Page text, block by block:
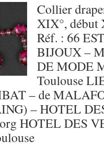
Collier
XIX°, début
Réf. : 66
BIJOUX –
DE MODE
Toulouse
– de
– HOTEL
HOTEL DES